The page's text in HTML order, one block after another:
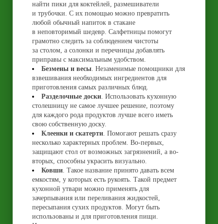
найти пики для коктейлей, размешиватели
и трубочки. С их помощью можно превратить
любой обычный напиток в стакане
в неповторимый шедевр. Салфетницы помогут
грамотно следить за соблюдением чистоты
за столом, а солонки и перечницы добавлять
приправы с максимальным удобством.
Безмены и весы. Незаменимые помощники для
взвешивания необходимых ингредиентов для
приготовления самых различных блюд.
Разделочные доски. Использовать кухонную
столешницу не самое лучшее решение, поэтому
для каждого рода продуктов лучше всего иметь
свою собственную доску.
Клеенки и скатерти. Помогают решать сразу
несколько характерных проблем. Во-первых,
защищают стол от возможных загрязнений, а во-
вторых, способны украсить визуально.
Ковши. Такое название принято давать всем
емкостям, у которых есть рукоять. Такой предмет
кухонной утвари можно применять для
зачерпывания или переливания жидкостей,
пересыпания сухих продуктов. Могут быть
использованы и для приготовления пищи.